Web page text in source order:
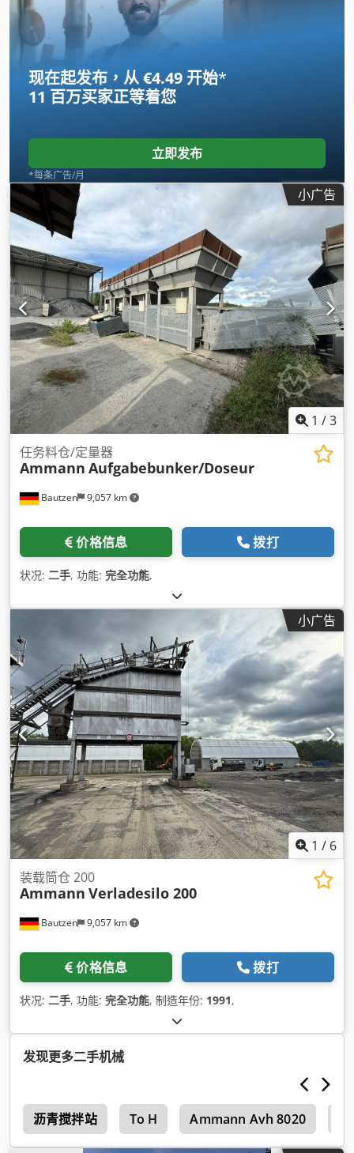
现在起发布，从 €4.49 开始*
11 百万买家正等着您
立即发布
*每条广告/月
小广告
1 /3
Bautzen 9,057 km
任务料仓/定量器
Ammann Aufgabebunker/Doseur
价格信息 拨打
状况: 二手, 功能: 完全功能,
小广告
1 / 6
Bautzen 9,057 km
装载筒仓 200
Ammann Verladesilo 200
价格信息 拨打
状况: 二手, 功能: 完全功能, 制造年份: 1991,
发现更多二手机械
沥青搅拌站 To H Ammann Avh 8020